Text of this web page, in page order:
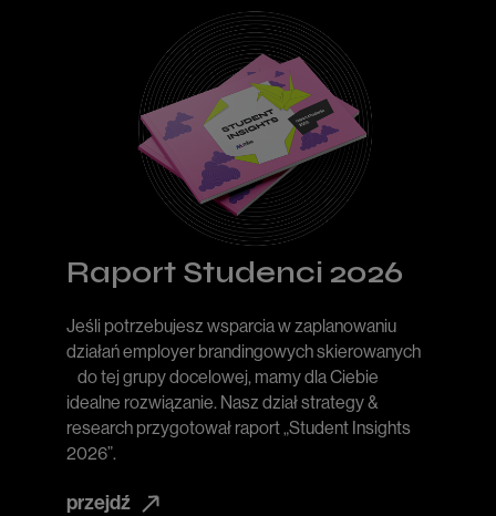
Raport Studenci 2026
Jeśli potrzebujesz wsparcia w zaplanowaniu
działań employer brandingowych skierowanych
do tej grupy docelowej, mamy dla Ciebie
idealne rozwiązanie. Nasz dział strategy &
research przygotował raport „Student Insights
2026”.
przejdź